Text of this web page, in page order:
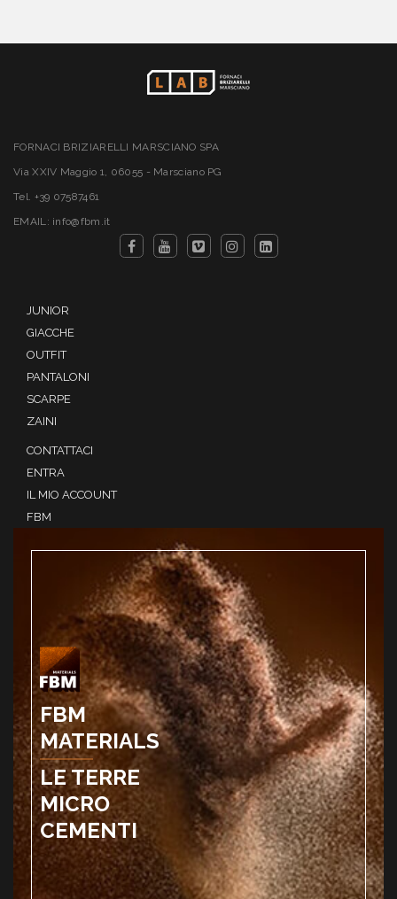
FORNACI BRIZIARELLI MARSCIANO SPA
Via XXIV Maggio 1, 06055 - Marsciano PG
Tel. +39 07587461
EMAIL: info@fbm.it
JUNIOR
GIACCHE
OUTFIT
PANTALONI
SCARPE
ZAINI
CONTATTACI
ENTRA
IL MIO ACCOUNT
FBM
FBM
MATERIALS
LE TERRE
MICRO
CEMENTI